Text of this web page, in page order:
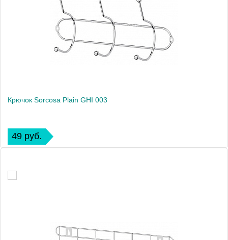
Крючок Sorcosa Plain GHI 003
49 руб.